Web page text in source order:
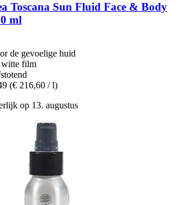
Toscana Sun Fluid Face & Body
ml
de gevoelige huid
witte film
(€ 216,60 / l)
op 13. augustus